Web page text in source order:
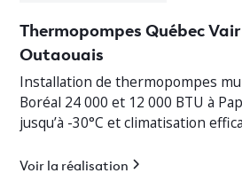
Thermopompes Québec
Outaouais
Installation de thermopompes
Boréal 24 000 et 12 000 BTU à
jusqu’à -30°C et climatisation
Voir la réalisation